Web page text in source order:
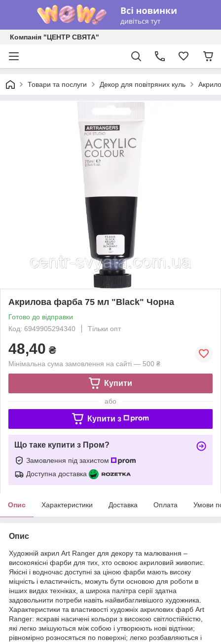
Компанія "ЦЕНТР СВЯТА"
Товари та послуги Декор для повітряних куль
Акрилова фарба 75 мл "Black" Чорна
Готово до відправки
Код: 6949905294340
Тільки опт
48,40 ₴
Мінімальна сума замовлення на сайті — 500 ₴
Купити
або
Купити з
Що таке купити з Пром?
Замовлення під захистом
Доступна доставка
Опис Характеристики Доставка Оплата Умови
Опис
Художній акрил Art Ranger для декору та малювання –
високоякісні фарби для тих, хто освоює акриловий живопис.
Якісні і водночас доступні за ціною фарби мають високу
міцність і еластичність, можуть бути основою для роботи в
інших видах техніках, а широка палітра серії здатна
задовольнити потреби навіть найвибагливішого художника.
Характеристики та властивості художніх акрилових фарб Art
Ranger: яскраві насичені кольори з високою світлостійкістю,
які легко змішуються між собою і утворюють нові відтінки;
рівномірно розносяться по поверхні; легко розбавляються і